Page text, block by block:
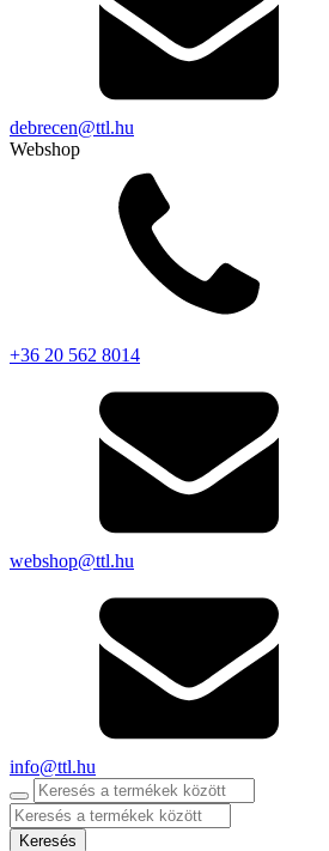
debrecen@ttl.hu
Webshop
+36 20 562 8014
webshop@ttl.hu
info@ttl.hu
Products
search
Keresés